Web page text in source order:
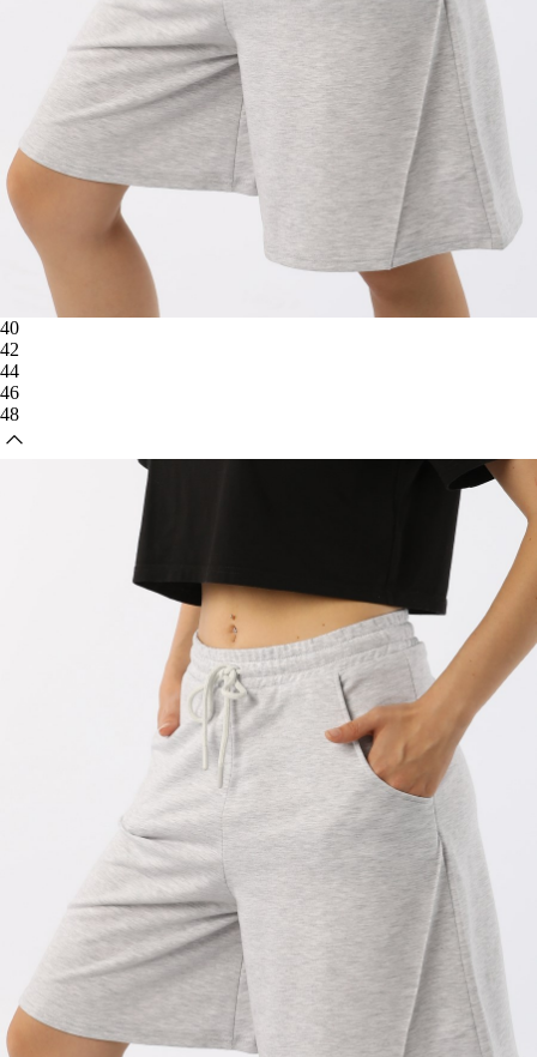
40
42
44
46
48